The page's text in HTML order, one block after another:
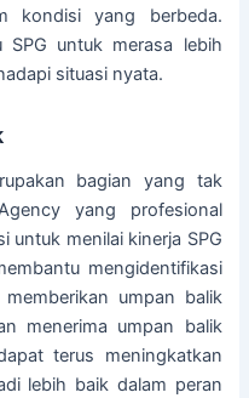
kondisi yang berbeda.
SPG untuk merasa lebih
situasi nyata.
bagian yang tak
yang profesional
untuk menilai kinerja SPG
mengidentifikasi
umpan balik
menerima umpan balik
terus meningkatkan
lebih baik dalam peran